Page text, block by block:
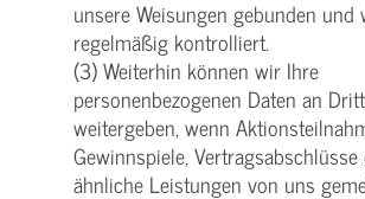
unsere Weisungen gebunden und
regelmäßig kontrolliert.
(3) Weiterhin können wir Ihre
personenbezogenen Daten an
weitergeben, wenn
Gewinnspiele,
ähnliche Leistungen von uns